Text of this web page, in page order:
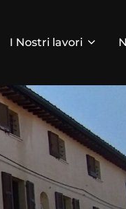
I Nostri lavori